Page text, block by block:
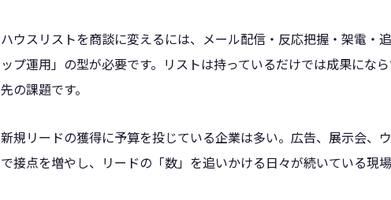
ハウスリストを商談に変えるには、メール配信・反応把握・架電・
ップ運用」の型が必要です。リストは持っているだけでは成果にな
先の課題です。
新規リードの獲得に予算を投じている企業は多い。広告、展示会、
で接点を増やし、リードの「数」を追いかける日々が続いている現